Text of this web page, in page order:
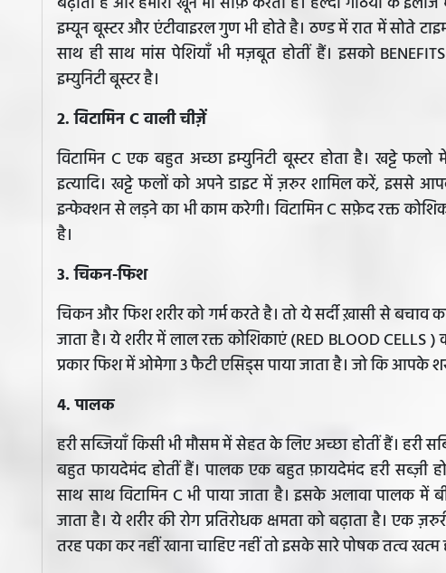
इम्यून बूस्टर और एंटीवाइरल गुण भी होते है। ठण्ड में रात में सोते
साथ ही साथ मांस पेशियाँ भी मज़बूत होतीं हैं। इसको
इम्युनिटी बूस्टर है।
2. विटामिन C वाली चीज़ें
विटामिन C एक बहुत अच्छा इम्युनिटी बूस्टर होता है। खट्टे
इत्यादि। खट्टे फलों को अपने डाइट में ज़रुर शामिल करें, इससे
इन्फेक्शन से लड़ने का भी काम करेगी। विटामिन C सफ़ेद रक्त
है।
3. चिकन-फिश
चिकन और फिश शरीर को गर्म करते है। तो ये सर्दी ख़ासी से बचाव
जाता है। ये शरीर में लाल रक्त कोशिकाएं (RED BLOOD CELLS
प्रकार फिश में ओमेगा 3 फैटी एसिड्स पाया जाता है। जो कि आपके
4. पालक
हरी सब्जियाँ किसी भी मौसम में सेहत के लिए अच्छा होतीं हैं। हरी
बहुत फायदेमंद होतीं हैं। पालक एक बहुत फ़ायदेमंद हरी सब्ज़ी
साथ साथ विटामिन C भी पाया जाता है। इसके अलावा पालक में
जाता है। ये शरीर की रोग प्रतिरोधक क्षमता को बढ़ाता है। एक
तरह पका कर नहीं खाना चाहिए नहीं तो इसके सारे पोषक तत्व खत्म